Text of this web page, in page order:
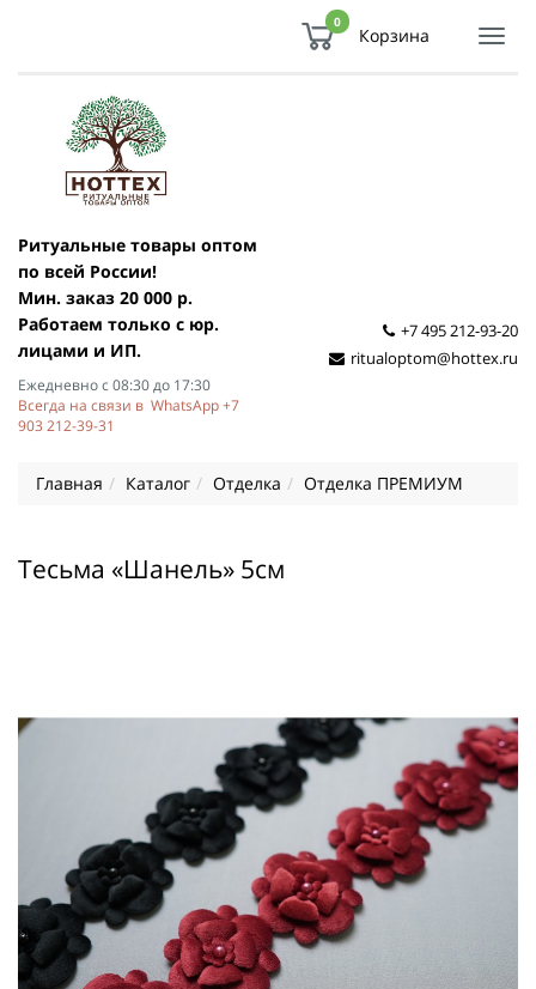
0
Корзина
Ритуальные товары оптом
по всей России!
Мин. заказ 20 000 р.
Работаем только с юр.
лицами и ИП.
Ежедневно с 08:30 до 17:30
Всегда на связи в WhatsApp +7
903 212-39-31
+7 495 212-93-20
ritualoptom@hottex.ru
Главная Каталог Отделка Отделка ПРЕМИУМ
Тесьма «Шанель» 5см